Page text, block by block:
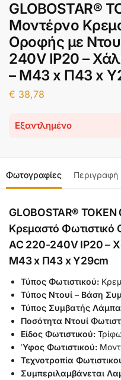
GLOBOSTAR®
Μοντέρνο
Οροφής με
240V IP20 –
– Μ43 x Π43 x
€ 38,78
Εξαντλημένο
Φωτογραφίες Περιγραφή
GLOBOSTAR®
Κρεμαστό Φωτιστικό
AC 220-240V IP20 –
Μ43 x Π43 x Υ29cm
Τύπος Φωτιστικού:
Τύπος Ντουί – Βάση
Τύπος Συμβατής
Ποσότητα Ντουί
Είδος Φωτιστικού:
Ύφος Φωτιστικού:
Τεχνοτροπία
Συμπεριλαμβάνεται